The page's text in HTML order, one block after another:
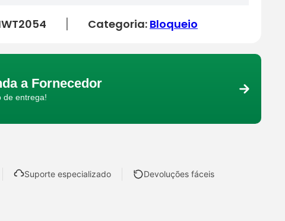
Categoria: Bloqueio
a Fornecedor
de entrega!
Suporte especializado Devoluções fáceis